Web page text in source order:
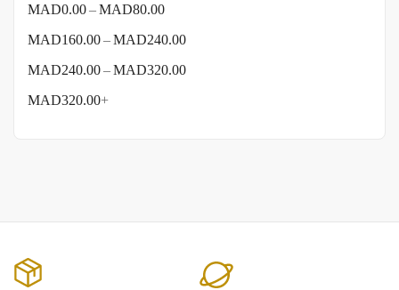
MAD0.00–MAD80.00
MAD160.00–MAD240.00
MAD240.00–MAD320.00
MAD320.00+